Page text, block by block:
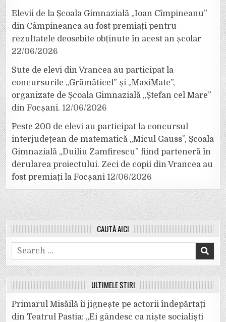
Elevii de la Școala Gimnazială „Ioan Cîmpineanu”
din Câmpineanca au fost premiați pentru
rezultatele deosebite obținute în acest an școlar
22/06/2026
Sute de elevi din Vrancea au participat la
concursurile „Grămăticel” și „MaxiMate”,
organizate de Școala Gimnazială „Ștefan cel Mare”
din Focșani. 12/06/2026
Peste 200 de elevi au participat la concursul
interjudețean de matematică „Micul Gauss”, Școala
Gimnazială „Duiliu Zamfirescu” fiind parteneră în
derularea proiectului. Zeci de copii din Vrancea au
fost premiați la Focșani 12/06/2026
CAUTĂ AICI
Search
for:
ULTIMELE ȘTIRI
Primarul Misăilă îi jignește pe actorii îndepărtați
din Teatrul Pastia: „Ei gândesc ca niște socialiști